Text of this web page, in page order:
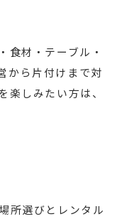
食材・テーブル・
から片付けまで対
楽しみたい方は、
所選びとレンタル